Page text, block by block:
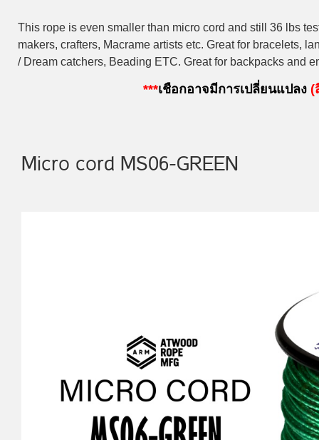
This rope is even smaller than micro cord and still 36 lbs
makers, crafters, Macrame artists etc. Great for bracelets,
/ Dream catchers, Beading ETC. Great for backpacks and
***เชือกอาจมีการเปลี่ยนแปลง(
Micro cord MS06-GREEN